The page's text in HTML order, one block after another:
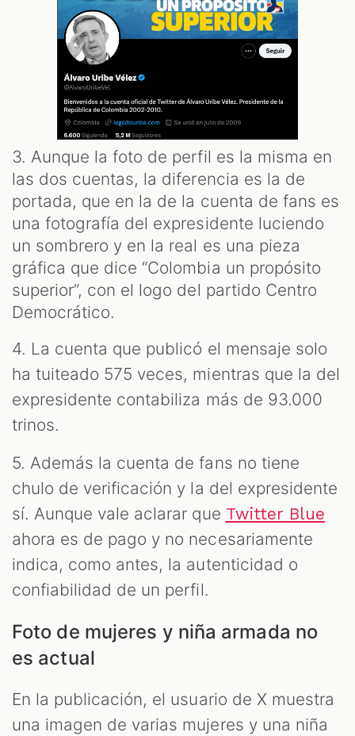
3. Aunque la foto de perfil es la misma en
las dos cuentas, la diferencia es la de
portada, que en la de la cuenta de fans es
una fotografía del expresidente luciendo
un sombrero y en la real es una pieza
gráfica que dice “Colombia un propósito
superior”, con el logo del partido Centro
Democrático.
4. La cuenta que publicó el mensaje solo
ha tuiteado 575 veces, mientras que la del
expresidente contabiliza más de 93.000
trinos.
5. Además la cuenta de fans no tiene
chulo de verificación y la del expresidente
sí. Aunque vale aclarar que Twitter Blue
ahora es de pago y no necesariamente
indica, como antes, la autenticidad o
confiabilidad de un perfil.
Foto de mujeres y niña armada no
es actual
En la publicación, el usuario de X muestra
una imagen de varias mujeres y una niña